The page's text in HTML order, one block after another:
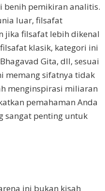
benih pemikiran analitis.
luar, filsafat
jika filsafat lebih dikenal
klasik, kategori ini
Gita, dll, sesuai
memang sifatnya tidak
menginspirasi miliaran
pemahaman Anda
sangat penting untuk
ini bukan kisah